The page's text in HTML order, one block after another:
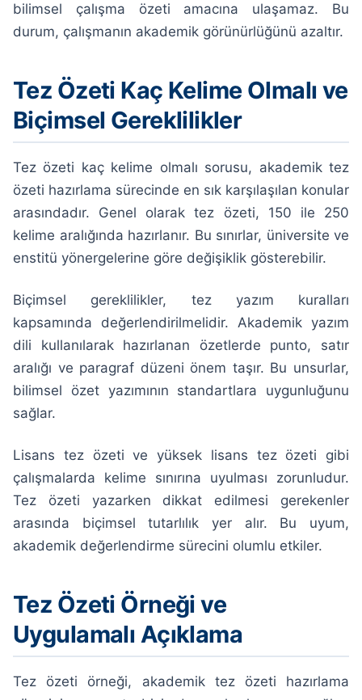
bilimsel çalışma özeti amacına ulaşamaz. Bu
durum, çalışmanın akademik görünürlüğünü azaltır.
Tez Özeti Kaç Kelime Olmalı ve
Biçimsel Gereklilikler
Tez özeti kaç kelime olmalı sorusu, akademik tez
özeti hazırlama sürecinde en sık karşılaşılan konular
arasındadır. Genel olarak tez özeti, 150 ile 250
kelime aralığında hazırlanır. Bu sınırlar, üniversite ve
enstitü yönergelerine göre değişiklik gösterebilir.
Biçimsel gereklilikler, tez yazım kuralları
kapsamında değerlendirilmelidir. Akademik yazım
dili kullanılarak hazırlanan özetlerde punto, satır
aralığı ve paragraf düzeni önem taşır. Bu unsurlar,
bilimsel özet yazımının standartlara uygunluğunu
sağlar.
Lisans tez özeti ve yüksek lisans tez özeti gibi
çalışmalarda kelime sınırına uyulması zorunludur.
Tez özeti yazarken dikkat edilmesi gerekenler
arasında biçimsel tutarlılık yer alır. Bu uyum,
akademik değerlendirme sürecini olumlu etkiler.
Tez Özeti Örneği ve
Uygulamalı Açıklama
Tez özeti örneği, akademik tez özeti hazırlama